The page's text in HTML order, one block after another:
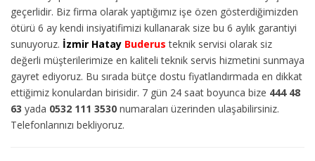
geçerlidir. Biz firma olarak yaptığımız işe özen gösterdiğimizden
ötürü 6 ay kendi insiyatifimizi kullanarak size bu 6 aylık garantiyi
sunuyoruz. İzmir Hatay Buderus teknik servisi olarak siz
değerli müşterilerimize en kaliteli teknik servis hizmetini sunmaya
gayret ediyoruz. Bu sırada bütçe dostu fiyatlandırmada en dikkat
ettiğimiz konulardan birisidir. 7 gün 24 saat boyunca bize 444 48
63 yada 0532 111 3530 numaraları üzerinden ulaşabilirsiniz.
Telefonlarınızı bekliyoruz.